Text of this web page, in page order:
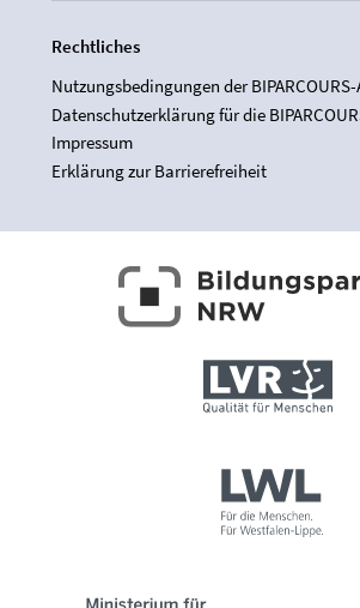
Rechtliches
Nutzungsbedingungen der
Datenschutzerklärung für die
Impressum
Erklärung zur Barrierefreiheit